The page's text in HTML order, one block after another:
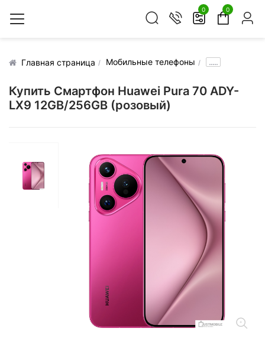
0 0
Главная страница Мобильные телефоны .....
Купить Смартфон Huawei Pura 70 ADY-
LX9 12GB/256GB (розовый)